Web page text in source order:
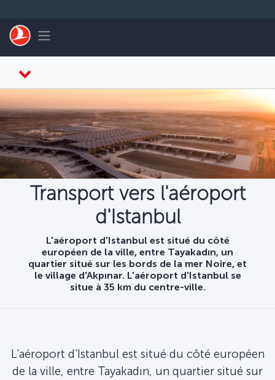
Toggle navigation
Transport vers l'aéroport
d'Istanbul
L'aéroport d'Istanbul est situé du côté
européen de la ville, entre Tayakadın, un
quartier situé sur les bords de la mer Noire, et
le village d'Akpınar. L'aéroport d'Istanbul se
situe à 35 km du centre-ville.
L'aéroport d'Istanbul est situé du côté européen
de la ville, entre Tayakadın, un quartier situé sur